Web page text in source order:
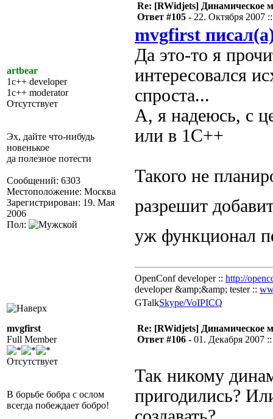
artbear
1c++ developer
1c++ moderator
Отсутствует
Эх, дайте что-нибудь
новенькое
да полезное потести
Сообщений: 6303
Местоположение: Москва
Зарегистрирован: 19. Мая
2006
Пол:
Re: [RWidjets] Динамическое
Ответ #105 - 22. Октября 2007
mvgfirst
Да это-то я
интересовался
спроста...
А, я надеюсь, с
или в 1С++
Такого не
разрешит
уж функционал
OpenConf developer :: http://
developer &amp;&amp; tester ::
GTalkSkype/VoIPICQ
mvgfirst
Full Member
Отсутствует
В борьбе бобра с ослом
всегда побеждает бобро!
Re: [RWidjets] Динамическое
Ответ #106 - 01. Декабря 2007
Так никому
пригодились?